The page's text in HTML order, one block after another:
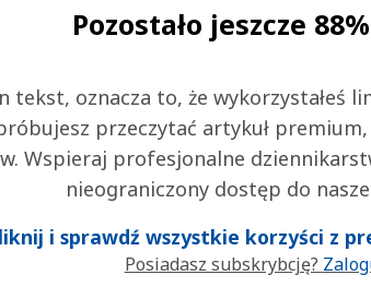
Pozostało jeszcze
tekst, oznacza to, że wykorzystałeś
przeczytać artykuł premium,
Wspieraj profesjonalne
nieograniczony dostęp do
i sprawdź wszystkie korzyści z
Posiadasz subskrybcję?